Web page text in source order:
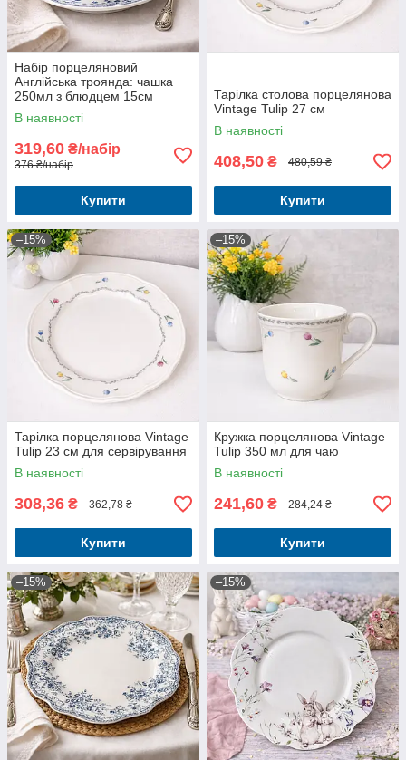
Набір порцеляновий
Англійська троянда: чашка
250мл з блюдцем 15см
В наявності
319,60 ₴/набір
376 ₴/набір
Купити
Тарілка столова порцелянова
Vintage Tulip 27 см
В наявності
408,50 ₴ 480,59 ₴
Купити
–15%
Тарілка порцелянова Vintage
Tulip 23 см для сервірування
В наявності
308,36 ₴ 362,78 ₴
Купити
–15%
Кружка порцелянова Vintage
Tulip 350 мл для чаю
В наявності
241,60 ₴ 284,24 ₴
Купити
–15% –15%